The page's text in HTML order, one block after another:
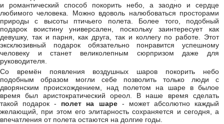
и романтический способ покорить небо, а заодно и сердце
любимого человека. Можно вдоволь налюбоваться просторами
природы с высоты птичьего полета. Более того, подобный
подарок воистину универсален, поскольку заинтересует как
девушку, так и парня, как друга, так и коллегу по работе. Этот
эксклюзивный подарок обязательно понравится успешному
человеку и станет великолепным сюрпризом даже для
руководителя.
Со времён появления воздушных шаров покорить небо
подобным образом могли себе позволить только люди с
дворянским происхождением, над полетом на шаре в былое
время был аристократический ореол. В наше время сделать
такой подарок - полет на шаре- может абсолютно каждый
желающий, при этом его элитарность сохраняется и сегодня, а
впечатления от полета остаются на долгие годы.